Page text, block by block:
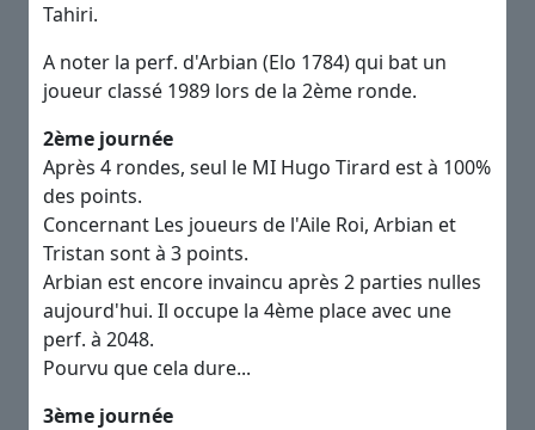
Tahiri.
A noter la perf. d'Arbian (Elo 1784) qui bat un
joueur classé 1989 lors de la 2ème ronde.
2ème journée
Après 4 rondes, seul le MI Hugo Tirard est à 100%
des points.
Concernant Les joueurs de l'Aile Roi, Arbian et
Tristan sont à 3 points.
Arbian est encore invaincu après 2 parties nulles
aujourd'hui. Il occupe la 4ème place avec une
perf. à 2048.
Pourvu que cela dure...
3ème journée